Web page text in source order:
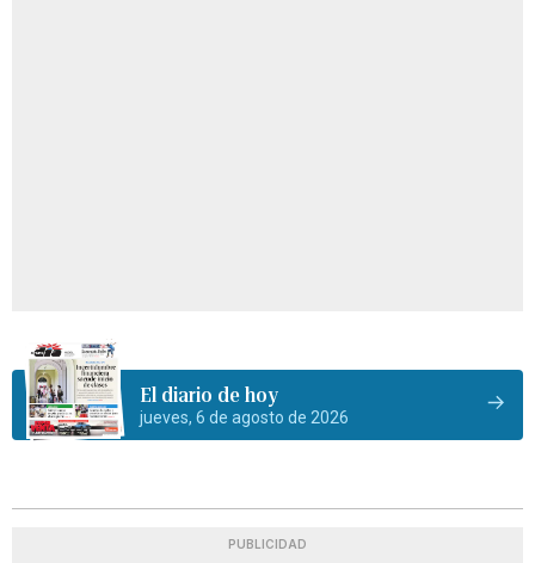
El diario de hoy
jueves, 6 de agosto de 2026
PUBLICIDAD